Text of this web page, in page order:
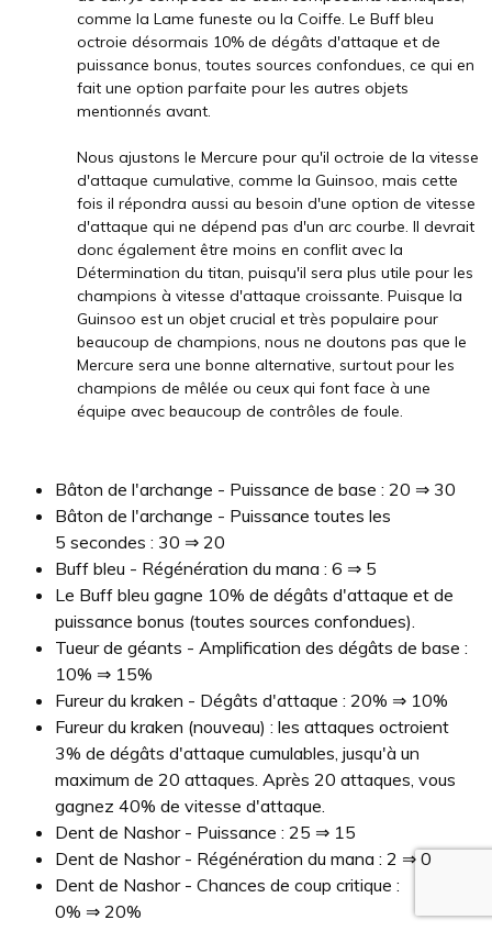
comme la Lame funeste ou la Coiffe. Le Buff bleu
octroie désormais 10% de dégâts d'attaque et de
puissance bonus, toutes sources confondues, ce qui en
fait une option parfaite pour les autres objets
mentionnés avant.
Nous ajustons le Mercure pour qu'il octroie de la vitesse
d'attaque cumulative, comme la Guinsoo, mais cette
fois il répondra aussi au besoin d'une option de vitesse
d'attaque qui ne dépend pas d'un arc courbe. Il devrait
donc également être moins en conflit avec la
Détermination du titan, puisqu'il sera plus utile pour les
champions à vitesse d'attaque croissante. Puisque la
Guinsoo est un objet crucial et très populaire pour
beaucoup de champions, nous ne doutons pas que le
Mercure sera une bonne alternative, surtout pour les
champions de mêlée ou ceux qui font face à une
équipe avec beaucoup de contrôles de foule.
Bâton de l'archange - Puissance de base : 20 ⇒ 30
Bâton de l'archange - Puissance toutes les
5 secondes : 30 ⇒ 20
Buff bleu - Régénération du mana : 6 ⇒ 5
Le Buff bleu gagne 10% de dégâts d'attaque et de
puissance bonus (toutes sources confondues).
Tueur de géants - Amplification des dégâts de base :
10% ⇒ 15%
Fureur du kraken - Dégâts d'attaque : 20% ⇒ 10%
Fureur du kraken (nouveau) : les attaques octroient
3% de dégâts d'attaque cumulables, jusqu'à un
maximum de 20 attaques. Après 20 attaques, vous
gagnez 40% de vitesse d'attaque.
Dent de Nashor - Puissance : 25 ⇒ 15
Dent de Nashor - Régénération du mana : 2 ⇒ 0
Dent de Nashor - Chances de coup critique :
0% ⇒ 20%